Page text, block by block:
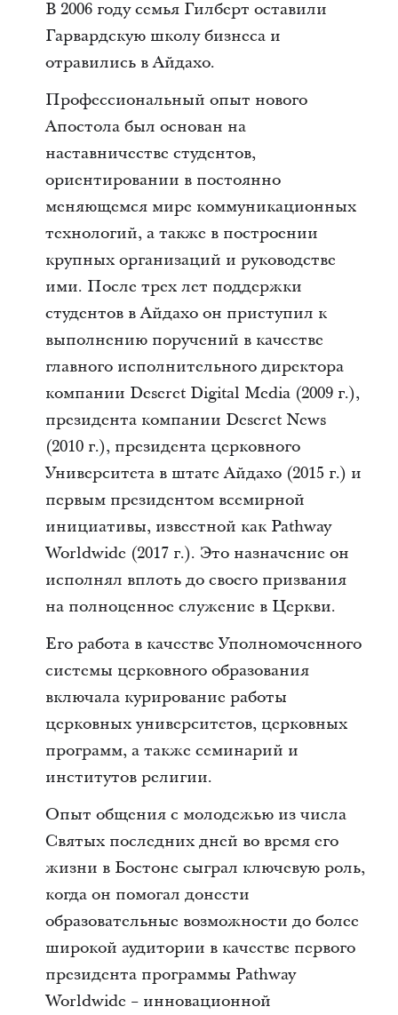
В 2006 году семья Гилберт оставили
Гарвардскую школу бизнеса и
отравились в Айдахо.
Профессиональный опыт нового
Апостола был основан на
наставничестве студентов,
ориентировании в постоянно
меняющемся мире коммуникационных
технологий, а также в построении
крупных организаций и руководстве
ими. После трех лет поддержки
студентов в Айдахо он приступил к
выполнению поручений в качестве
главного исполнительного директора
компании Deseret Digital Media (2009 г.),
президента компании Deseret News
(2010 г.), президента церковного
Университета в штате Айдахо (2015 г.) и
первым президентом всемирной
инициативы, известной как Pathway
Worldwide (2017 г.). Это назначение он
исполнял вплоть до своего призвания
на полноценное служение в Церкви.
Его работа в качестве Уполномоченного
системы церковного образования
включала курирование работы
церковных университетов, церковных
программ, а также семинарий и
институтов религии.
Опыт общения с молодежью из числа
Святых последних дней во время его
жизни в Бостоне сыграл ключевую роль,
когда он помогал донести
образовательные возможности до более
широкой аудитории в качестве первого
президента программы Pathway
Worldwide − инновационной